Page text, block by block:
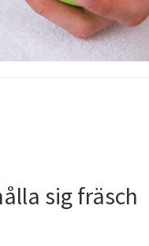
sig fräsch